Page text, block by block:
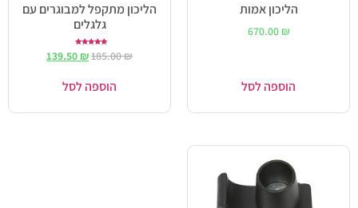
הליכון אמות
670.00 ₪
הוספה לסל
הליכון מתקפל למבוגרים עם
גלגלים
5.00
מתוך 5
185.00₪
139.50₪
הוספה לסל